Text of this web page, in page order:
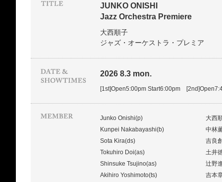
JUNKO ONISHI
Jazz Orchestra Premiere
大西順子
ジャズ・オーケストラ・プレミア
2026 8.3 mon.
[1st]Open5:00pm Start6:00pm
Junko Onishi(p)
大西
Kunpei Nakabayashi(b)
中林
Sota Kira(ds)
吉良
Tokuhiro Doi(as)
土井
Shinsuke Tsujino(as)
辻野
Akihiro Yoshimoto(ts)
吉本